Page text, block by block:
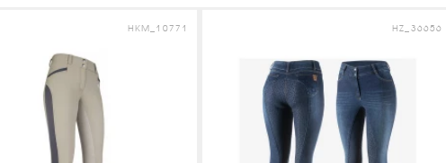
HKM_10771 HZ_36656